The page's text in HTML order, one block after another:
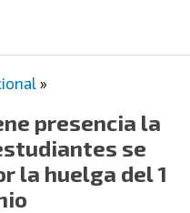
»
presencia la
se
la huelga del 1